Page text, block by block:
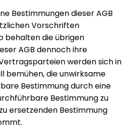
Bestimmungen dieser AGB
Vorschriften
behalten die übrigen
AGB dennoch ihre
werden sich in
bemühen, die unwirksame
Bestimmung durch eine
Bestimmung zu
ersetzenden Bestimmung